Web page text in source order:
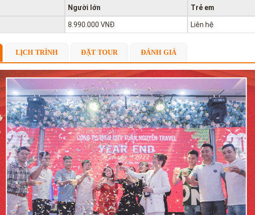
Người lớn Trẻ em
8.990.000 VNĐ Liên hệ
LỊCH TRÌNH ĐẶT TOUR ĐÁNH GIÁ